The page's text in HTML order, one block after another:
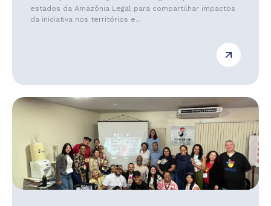
estados da Amazônia Legal para compartilhar impactos
da iniciativa nos territórios e...